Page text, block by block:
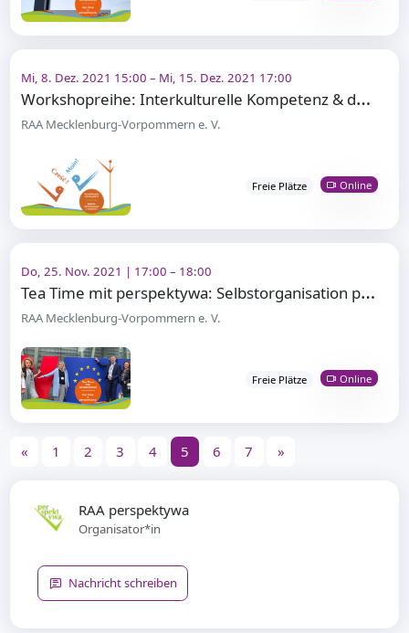
Mi, 8. Dez. 2021 15:00 – Mi, 15. Dez. 2021 17:00
W
orkshopreihe: Interkulturelle Kompetenz & deutsch-polnisches Leben
RAA Mecklenburg-Vorpommern e. V.
Freie Plätze Online
Do, 25. Nov. 2021 | 17:00 – 18:00
T
ea Time mit perspektywa: Selbstorganisation polnischer Migrant*innen
RAA Mecklenburg-Vorpommern e. V.
Freie Plätze Online
« 1 2 3 4 5 6 7 »
RAA perspektywa
Organisator*in
Nachricht schreiben